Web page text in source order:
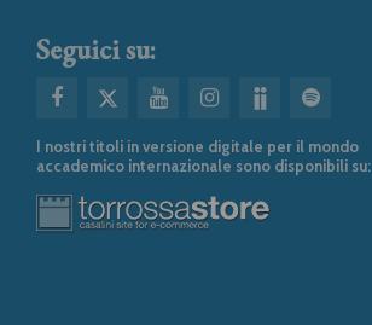
Seguici su:
I nostri titoli in versione digitale per il mondo
accademico internazionale sono disponibili su: